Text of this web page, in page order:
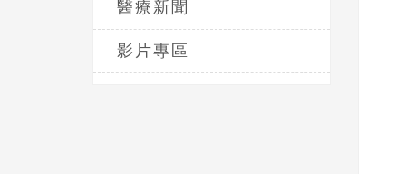
醫療新聞
影片專區